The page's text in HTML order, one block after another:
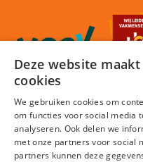
Deze website
cookies
We gebruiken cookies om
om functies voor social media
analyseren. Ook delen we
met onze partners voor social
partners kunnen deze